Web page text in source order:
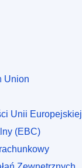
Union
Unii Europejskiej
(EBC)